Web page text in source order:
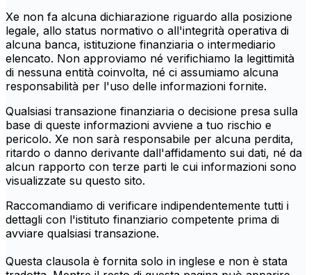
Xe non fa alcuna dichiarazione riguardo alla posizione
legale, allo status normativo o all'integrità operativa di
alcuna banca, istituzione finanziaria o intermediario
elencato. Non approviamo né verifichiamo la legittimità
di nessuna entità coinvolta, né ci assumiamo alcuna
responsabilità per l'uso delle informazioni fornite.
Qualsiasi transazione finanziaria o decisione presa sulla
base di queste informazioni avviene a tuo rischio e
pericolo. Xe non sarà responsabile per alcuna perdita,
ritardo o danno derivante dall'affidamento sui dati, né da
alcun rapporto con terze parti le cui informazioni sono
visualizzate su questo sito.
Raccomandiamo di verificare indipendentemente tutti i
dettagli con l'istituto finanziario competente prima di
avviare qualsiasi transazione.
Questa clausola è fornita solo in inglese e non è stata